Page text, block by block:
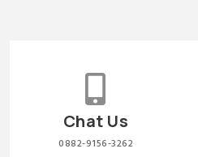

Chat Us
0882-9156-3262